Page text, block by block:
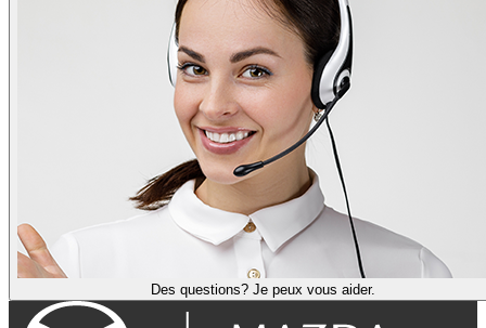
Des questions? Je peux vous aider.